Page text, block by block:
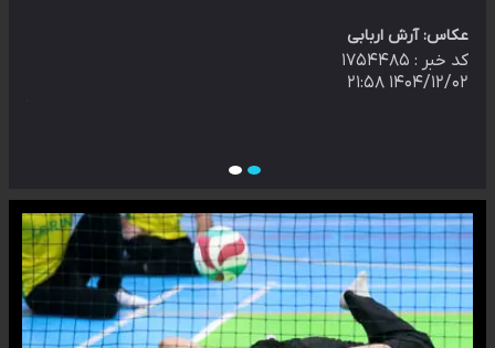
عکاس: آرش اربابی
کد خبر : ۱۷۵۴۴۸۵
۱۴۰۴/۱۲/۰۲ ۲۱:۵۸